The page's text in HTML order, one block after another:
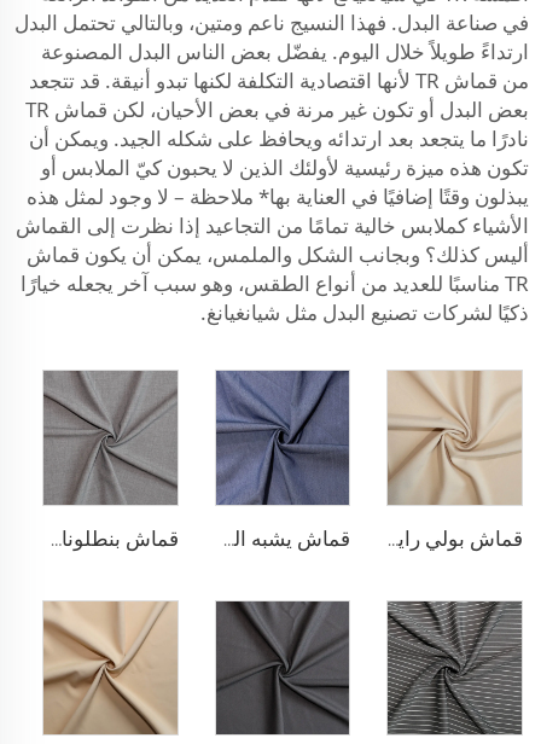
في صناعة البدل. فهذا النسيج ناعم ومتين، وبالتالي تحتمل البدل
ارتداءً طويلاً خلال اليوم. يفضّل بعض الناس البدل المصنوعة
من قماش TR لأنها اقتصادية التكلفة لكنها تبدو أنيقة. قد تتجعد
بعض البدل أو تكون غير مرنة في بعض الأحيان، لكن قماش TR
نادرًا ما يتجعد بعد ارتدائه ويحافظ على شكله الجيد. ويمكن أن
تكون هذه ميزة رئيسية لأولئك الذين لا يحبون كيّ الملابس أو
يبذلون وقتًا إضافيًا في العناية بها* ملاحظة – لا وجود لمثل هذه
الأشياء كملابس خالية تمامًا من التجاعيد إذا نظرت إلى القماش
أليس كذلك؟ وبجانب الشكل والملمس، يمكن أن يكون قماش
TR مناسبًا للعديد من أنواع الطقس، وهو سبب آخر يجعله خيارًا
ذكيًا لشركات تصنيع البدل مثل شيانغيانغ.
قماش بولي رايون لسترة البلازر قماش يشبه الدنيم من البوليستر والرايون قماش بنطلونات TR قابل للتمدد بأربعة اتجاهات